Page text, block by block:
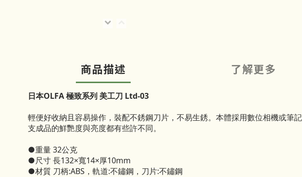
商品描述 了解更多
日本OLFA 極致系列 美工刀 Ltd-03
輕便好收納且容易操作，裝配不銹鋼刀片，不易生銹。本體採用數位相機或
支成品的鮮艷度與亮度都有些許不同。
●重量 32公克
●尺寸 長132×寬14×厚10mm
●材質 刀柄:ABS，軌道:不鏽鋼，刀片:不鏽鋼